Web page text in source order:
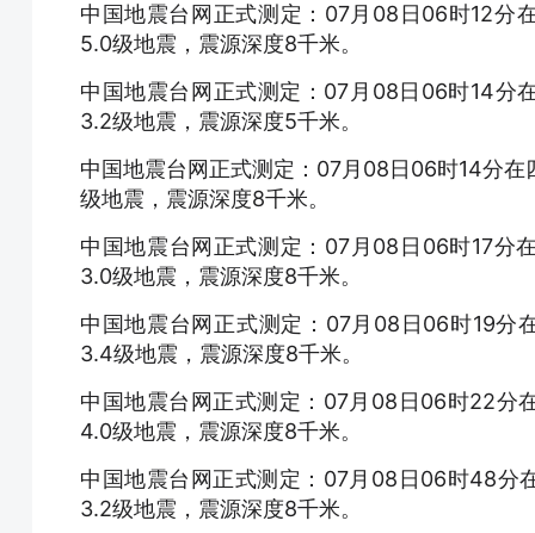
中国地震台网正式测定：07月08日06时12分
5.0级地震，震源深度8千米。
中国地震台网正式测定：07月08日06时14分
3.2级地震，震源深度5千米。
中国地震台网正式测定：07月08日06时14分
级地震，震源深度8千米。
中国地震台网正式测定：07月08日06时17分
3.0级地震，震源深度8千米。
中国地震台网正式测定：07月08日06时19分
3.4级地震，震源深度8千米。
中国地震台网正式测定：07月08日06时22分
4.0级地震，震源深度8千米。
中国地震台网正式测定：07月08日06时48分
3.2级地震，震源深度8千米。